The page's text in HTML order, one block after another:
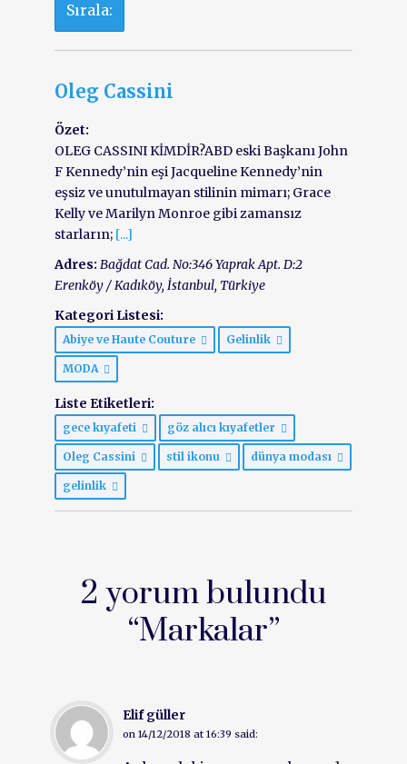
Sırala:
Oleg Cassini
Özet:
OLEG CASSINI KİMDİR?ABD eski Başkanı John
F Kennedy’nin eşi Jacqueline Kennedy’nin
eşsiz ve unutulmayan stilinin mimarı; Grace
Kelly ve Marilyn Monroe gibi zamansız
starların; [...]
Adres: Bağdat Cad. No:346 Yaprak Apt. D:2
Erenköy / Kadıköy, İstanbul, Türkiye
Kategori Listesi:
Abiye ve Haute Couture Gelinlik
MODA
Liste Etiketleri:
gece kıyafeti göz alıcı kıyafetler
Oleg Cassini stil ikonu dünya modası
gelinlik
2 yorum bulundu
“Markalar”
Elif güller
on 14/12/2018 at 16:39 said: